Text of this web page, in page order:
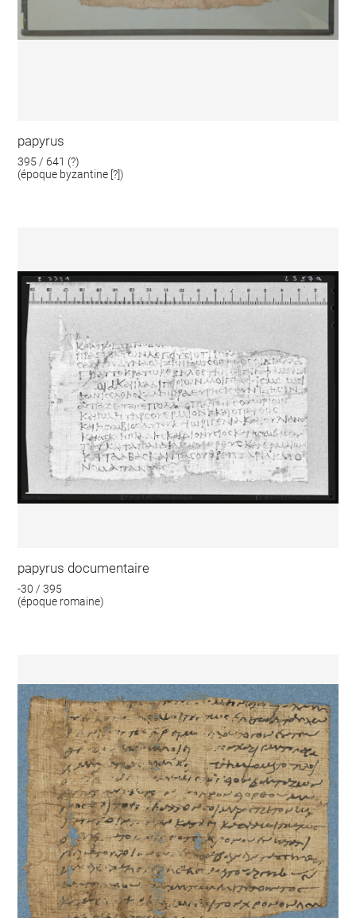
papyrus
395 / 641 (?)
(époque byzantine [?])
papyrus documentaire
-30 / 395
(époque romaine)